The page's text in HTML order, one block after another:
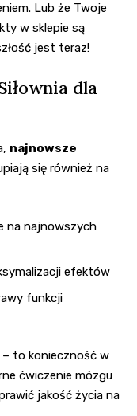
Lub że Twoje
w sklepie są
jest teraz!
dla
najnowsze
się również na
na najnowszych
efektów
funkcji
to konieczność w
ćwiczenie mózgu
jakość życia na